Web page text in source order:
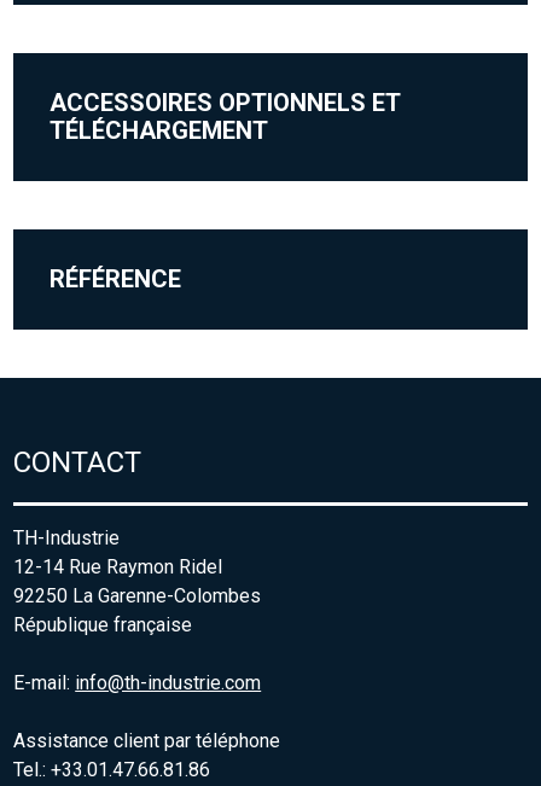
ACCESSOIRES OPTIONNELS ET
TÉLÉCHARGEMENT
RÉFÉRENCE
CONTACT
TH-Industrie
12-14 Rue Raymon Ridel
92250 La Garenne-Colombes
République française
E-mail: info@th-industrie.com
Assistance client par téléphone
Tel.: +33.01.47.66.81.86